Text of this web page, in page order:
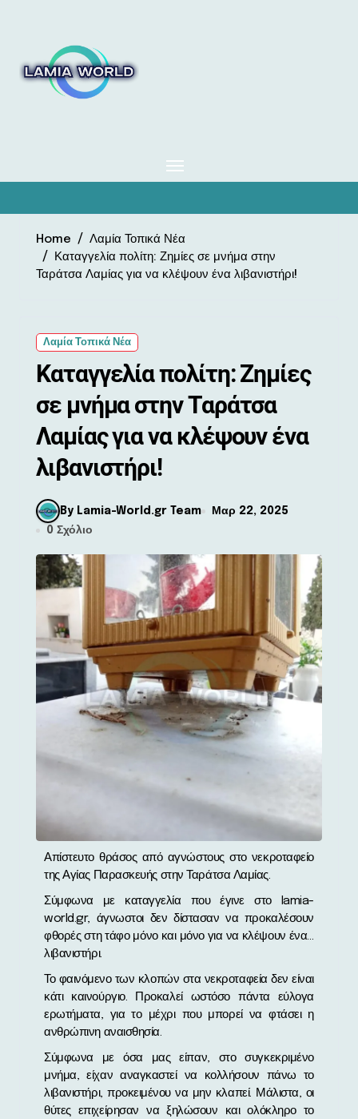
Home
Λαμία Τοπικά Νέα
Καταγγελία πολίτη: Ζημίες σε μνήμα στην
Ταράτσα Λαμίας για να κλέψουν ένα λιβανιστήρι!
Λαμία Τοπικά Νέα
Καταγγελία πολίτη: Ζημίες
σε μνήμα στην Ταράτσα
Λαμίας για να κλέψουν ένα
λιβανιστήρι!
By Lamia-World.gr Team
Μαρ 22, 2025
0 Σχόλιο
Απίστευτο θράσος από αγνώστους στο νεκροταφείο
της Αγίας Παρασκευής στην Ταράτσα Λαμίας.
Σύμφωνα με καταγγελία που έγινε στο lamia-
world.gr, άγνωστοι δεν δίστασαν να προκαλέσουν
φθορές στη τάφο μόνο και μόνο για να κλέψουν ένα…
λιβανιστήρι.
Το φαινόμενο των κλοπών στα νεκροταφεία δεν είναι
κάτι καινούργιο. Προκαλεί ωστόσο πάντα εύλογα
ερωτήματα, για το μέχρι που μπορεί να φτάσει η
ανθρώπινη αναισθησία.
Σύμφωνα με όσα μας είπαν, στο συγκεκριμένο
μνήμα, είχαν αναγκαστεί να κολλήσουν πάνω το
λιβανιστήρι, προκειμένου να μην κλαπεί. Μάλιστα, οι
θύτες επιχείρησαν να ξηλώσουν και ολόκληρο το